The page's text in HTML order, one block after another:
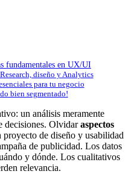
fundamentales en UX/UI
diseño y Analytics
para tu negocio
bien segmentado!
un análisis meramente
decisiones. Olvidaraspectos
proyecto de diseño y usabilidad
de publicidad. Los datos
y dónde. Los cualitativos
relevancia.